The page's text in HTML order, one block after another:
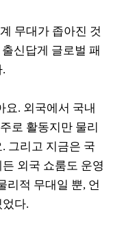
무대가 좁아진 것
신답게 글로벌 패
요. 외국에서 국내
로 활동지만 물리
그리고 지금은 국
외국 쇼룸도 운영
리적 무대일 뿐, 언
다.